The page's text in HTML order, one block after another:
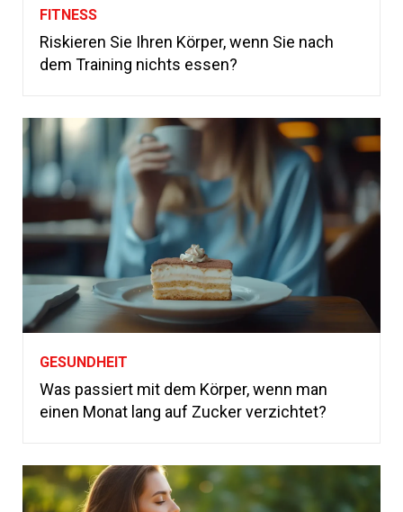
FITNESS
Riskieren Sie Ihren Körper, wenn Sie nach
dem Training nichts essen?
GESUNDHEIT
Was passiert mit dem Körper, wenn man
einen Monat lang auf Zucker verzichtet?